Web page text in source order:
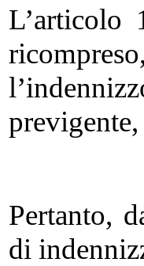
L’articolo
Pertanto,
di